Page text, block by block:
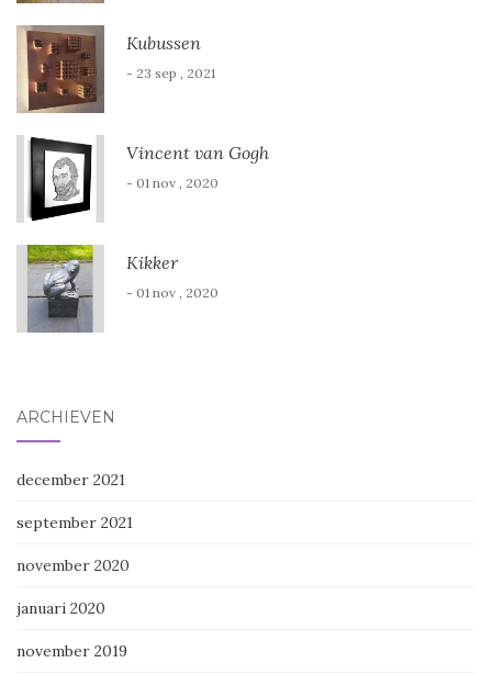
Kubussen
- 23 sep , 2021
Vincent van Gogh
- 01 nov , 2020
Kikker
- 01 nov , 2020
ARCHIEVEN
december 2021
september 2021
november 2020
januari 2020
november 2019